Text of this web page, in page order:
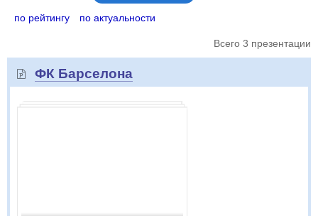
по рейтингу по актуальности
Всего 3 презентации
ФК Барселона